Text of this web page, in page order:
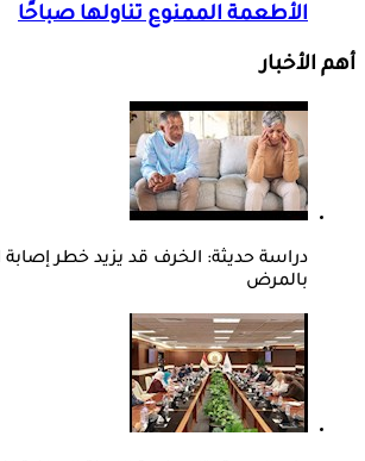
الأطعمة الممنوع تناولها صباحًا
أهم الأخبار
دراسة حديثة: الخرف قد يزيد خطر إصابة
بالمرض